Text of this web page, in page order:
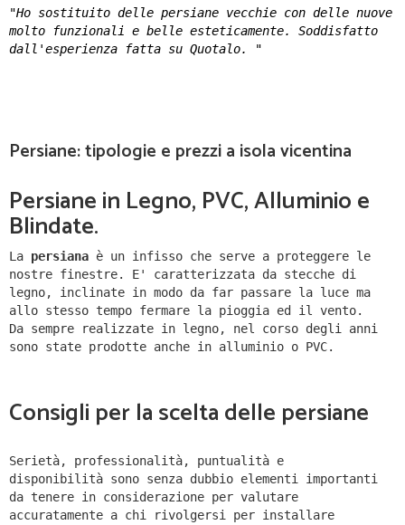
"Ho sostituito delle persiane vecchie con delle nuove
molto funzionali e belle esteticamente. Soddisfatto
dall'esperienza fatta su Quotalo. "
Persiane: tipologie e prezzi a isola vicentina
Persiane in Legno, PVC, Alluminio e
Blindate.
La persiana è un infisso che serve a proteggere le
nostre finestre. E' caratterizzata da stecche di
legno, inclinate in modo da far passare la luce ma
allo stesso tempo fermare la pioggia ed il vento.
Da sempre realizzate in legno, nel corso degli anni
sono state prodotte anche in alluminio o PVC.
Consigli per la scelta delle persiane
Serietà, professionalità, puntualità e
disponibilità sono senza dubbio elementi importanti
da tenere in considerazione per valutare
accuratamente a chi rivolgersi per installare